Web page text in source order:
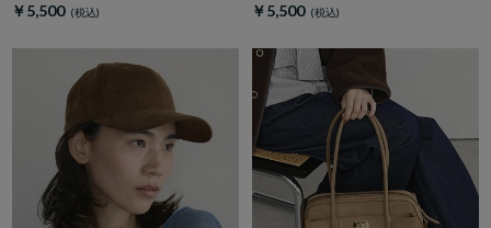
￥5,500 ￥5,500